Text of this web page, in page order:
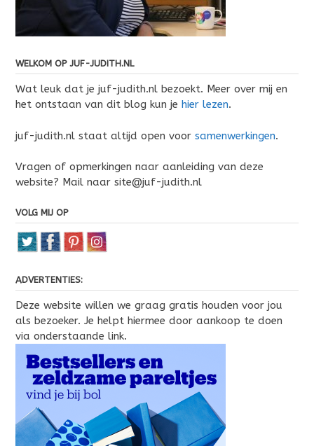
WELKOM OP JUF-JUDITH.NL
Wat leuk dat je juf-judith.nl bezoekt. Meer over mij en
het ontstaan van dit blog kun je hier lezen.
juf-judith.nl staat altijd open voor samenwerkingen.
Vragen of opmerkingen naar aanleiding van deze
website? Mail naar site@juf-judith.nl
VOLG MIJ OP
ADVERTENTIES:
Deze website willen we graag gratis houden voor jou
als bezoeker. Je helpt hiermee door aankoop te doen
via onderstaande link.